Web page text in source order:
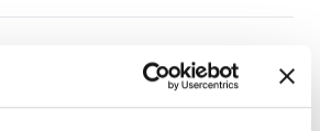
municipale
del credito